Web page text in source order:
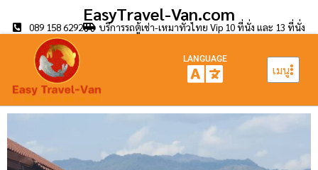
EasyTravel-Van.com
089 158 6292 บริการรถตู้เช่า-เหมาทั่วไทย Vip 10 ที่นั่ง และ 13 ที่นั่ง
เมนู
LANGUAGE